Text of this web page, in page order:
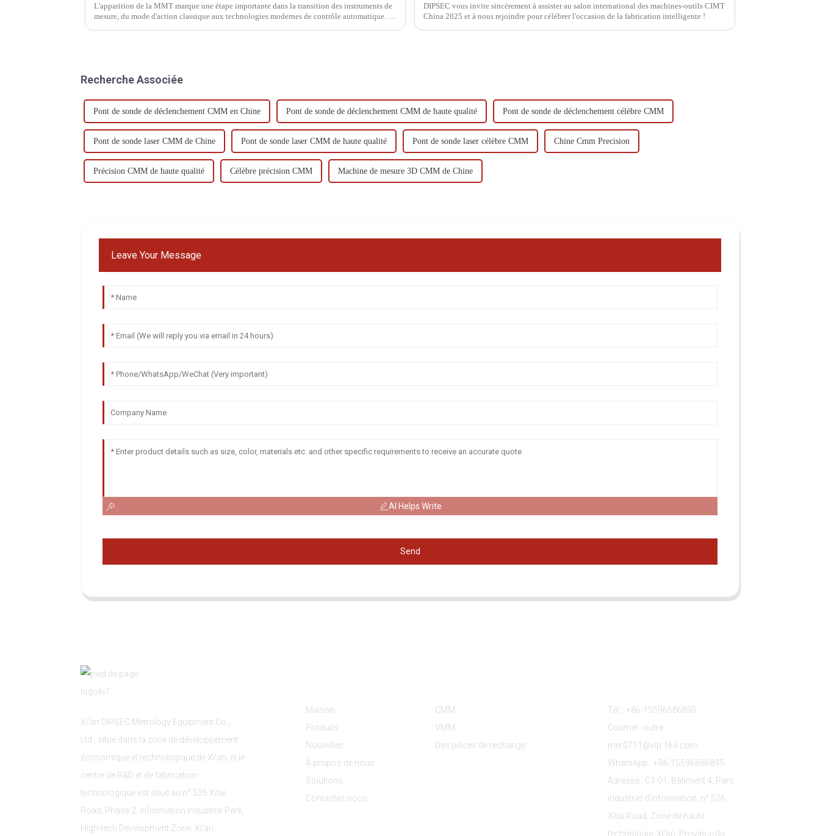
L'apparition de la MMT marque une étape importante dans la transition des instruments de
mesure, du mode d'action classique aux technologies modernes de contrôle automatique. La
DIPSEC vous invite sincèrement à assister au salon international des machines-outils CIMT
China 2025 et à nous rejoindre pour célébrer l'occasion de la fabrication intelligente !
Recherche Associée
Pont de sonde de déclenchement CMM en Chine Pont de sonde de déclenchement CMM de haute qualité Pont de sonde de déclenchement célèbre CMM
Pont de sonde laser CMM de Chine Pont de sonde laser CMM de haute qualité Pont de sonde laser célèbre CMM Chine Cmm Precision
Précision CMM de haute qualité Célèbre précision CMM Machine de mesure 3D CMM de Chine
Leave Your Message
AI Helps Write
Send
Xi'an DIPSEC Metrology Equipment Co.,
Ltd., situé dans la zone de développement
économique et technologique de Xi'an, et le
centre de R&D et de fabrication
technologique est situé au n° 526 Xitai
Road, Phase 2, Information Industrial Park,
High-tech Development Zone, Xi'an.
Maison
Produits
Nouvelles
À propos de nous
Solutions
Contactez-nous
CMM
VMM
Des pièces de rechange
Tél. : +86-15596686895
Courriel : outre-
mer0711@vip.163.com
WhatsApp : +86-15596686895
Adresse : C1-01, Bâtiment 4, Parc
industriel d'information, n° 526,
Xitai Road, Zone de haute
technologie, Xi'an, Province du